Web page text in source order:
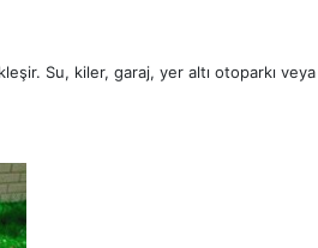
Su, kiler, garaj, yer altı otoparkı veya